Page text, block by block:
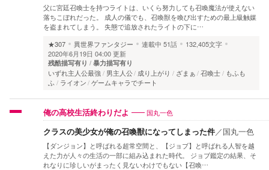
父に宮廷召喚士を持つライトは、いくら努力しても召喚魔法が使えない
落ちこぼれだった。 成人の儀でも、召喚獣を喚び出すための最上級触媒
を盗まれてしまう。 失態で追放されたライトの下に…
★307
異世界ファンタジー 連載中 51話
132,405文字
2020年6月19日 04:00 更新
残酷描写有り 暴力描写有り
いずれ主人公最強 男主人公 成り上がり ざまぁ 召喚士
もふも
ふ
ライオン ゲームキャラでチート
俺の高校生活終わりだよ 国丸一色
クラスの美少女が俺の召喚獣になってしまった件／国丸一色
【ダンジョン】と呼ばれる超常空間と、【ジョブ】と呼ばれる人智を越
えた力が人々の生活の一部に組み込まれた時代。 ジョブ鑑定の結果、そ
れなりに珍しいがまったく見ないわけでもない【召喚…